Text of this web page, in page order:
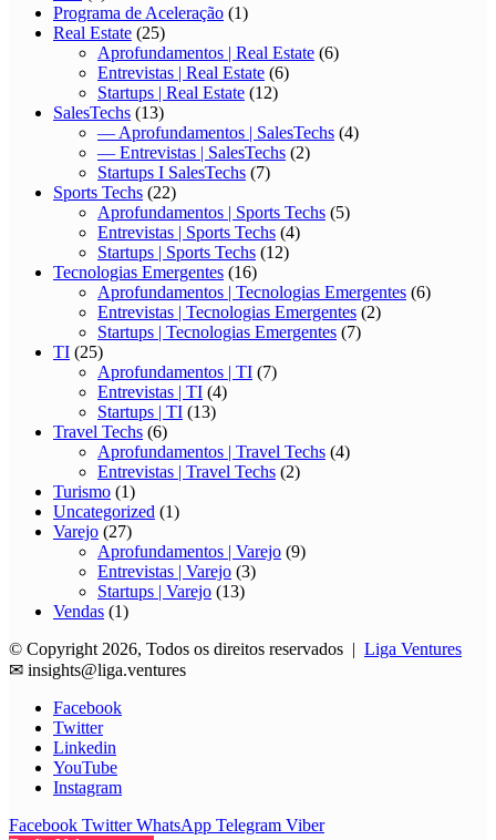
Programa de Aceleração (1)
Real Estate (25)
Aprofundamentos | Real Estate (6)
Entrevistas | Real Estate (6)
Startups | Real Estate (12)
SalesTechs (13)
— Aprofundamentos | SalesTechs (4)
— Entrevistas | SalesTechs (2)
Startups I SalesTechs (7)
Sports Techs (22)
Aprofundamentos | Sports Techs (5)
Entrevistas | Sports Techs (4)
Startups | Sports Techs (12)
Tecnologias Emergentes (16)
Aprofundamentos | Tecnologias Emergentes (6)
Entrevistas | Tecnologias Emergentes (2)
Startups | Tecnologias Emergentes (7)
TI (25)
Aprofundamentos | TI (7)
Entrevistas | TI (4)
Startups | TI (13)
Travel Techs (6)
Aprofundamentos | Travel Techs (4)
Entrevistas | Travel Techs (2)
Turismo (1)
Uncategorized (1)
Varejo (27)
Aprofundamentos | Varejo (9)
Entrevistas | Varejo (3)
Startups | Varejo (13)
Vendas (1)
© Copyright 2026, Todos os direitos reservados | Liga Ventures
✉ insights@liga.ventures
Facebook
Twitter
Linkedin
YouTube
Instagram
Facebook Twitter WhatsApp Telegram Viber